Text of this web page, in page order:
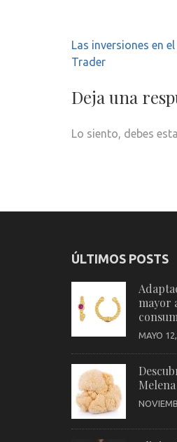
Navegación
de
Las inversiones en
Trader
Deja una
Lo siento, debes
ÚLTIMOS POSTS
mayor
MAYO